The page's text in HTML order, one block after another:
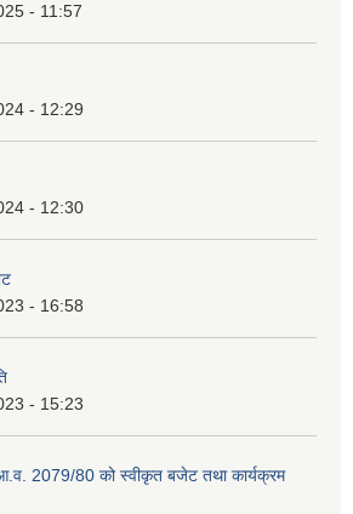
- 11:57
- 12:29
- 12:30
- 16:58
- 15:23
2079/80 को स्वीकृत बजेट तथा कार्यक्रम